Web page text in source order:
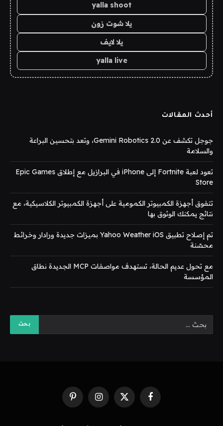
yalla shoot
يلا شوت زون
يلا لايف
yalla live
أحدث المقالات
جوجل تكشف عن Gemini Robotics 2.0، وتعد بتحسين البراعة
والسلامة
تعود لعبة Fortnite إلى iPhone في البرازيل مع إطلاق Epic Games
Store
تتفوق أجهزة الكمبيوتر الكمومية على أجهزة الكمبيوتر الكلاسيكية، مع
نتائج يمكنك الوثوق بها
تم إصلاح تطبيق Yahoo Weather iOS بميزات جديدة ورادار وخرائط
محسّنة
مع تحول عديم الحالة، تستهدف مواصفات MCP الجديدة نطاق
المؤسسة
فيسبوك X
(Twitter)
الانستغرامبينتيريست